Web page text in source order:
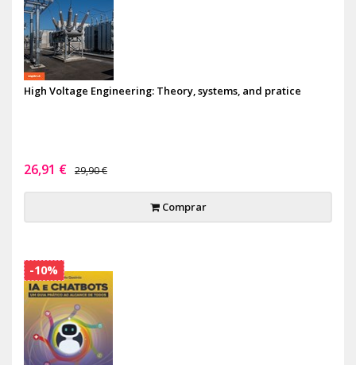
High Voltage Engineering: Theory, systems, and pratice
26,91 € 29,90 €
Comprar
-10%